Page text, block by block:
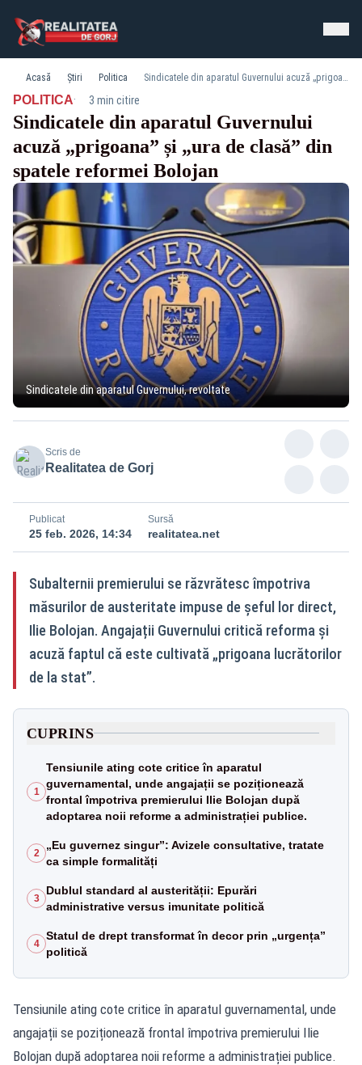
Acasă Știri Politica Sindicatele din aparatul Guvernului acuză „prigoana” și „ura de clasă” din spatele reformei Bolojan
POLITICA· 3 min citire
Sindicatele din aparatul Guvernului
acuză „prigoana” și „ura de clasă” din
spatele reformei Bolojan
Sindicatele din aparatul Guvernului, revoltate
Scris de
Realitatea de Gorj
Publicat
25 feb. 2026, 14:34
Sursă
realitatea.net
Subalternii premierului se răzvrătesc împotriva
măsurilor de austeritate impuse de șeful lor direct,
Ilie Bolojan. Angajații Guvernului critică reforma și
acuză faptul că este cultivată „prigoana lucrătorilor
de la stat”.
CUPRINS
1
Tensiunile ating cote critice în aparatul
guvernamental, unde angajații se poziționează
frontal împotriva premierului Ilie Bolojan după
adoptarea noii reforme a administrației publice.
2
„Eu guvernez singur”: Avizele consultative, tratate
ca simple formalități
3
Dublul standard al austerității: Epurări
administrative versus imunitate politică
4
Statul de drept transformat în decor prin „urgența”
politică
Tensiunile ating cote critice în aparatul guvernamental, unde
angajații se poziționează frontal împotriva premierului Ilie
Bolojan după adoptarea noii reforme a administrației publice.